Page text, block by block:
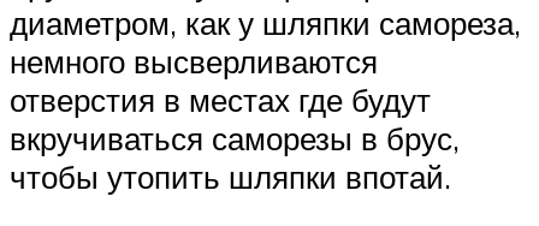
диаметром, как у шляпки самореза,
немного высверливаются
отверстия в местах где будут
вкручиваться саморезы в брус,
чтобы утопить шляпки впотай.